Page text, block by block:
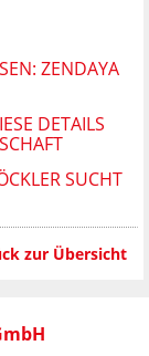
ZENDAYA
DETAILS
SUCHT
zur Übersicht